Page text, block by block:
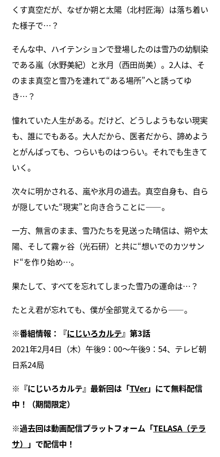
くす真空だが、なぜか朔と太陽（北村匠海）は落ち着い
た様子で…？
そんな中、ハイテンションで登場したのは雪乃の幼馴染
である嵐（水野美紀）と氷月（西田尚美）。2人は、そ
のまま真空と雪乃を連れて“ある場所”へと誘ってゆ
き…？
憧れていた人生がある。だけど、どうしようもない現実
も、誰にでもある。大人だから、医者だから、諦めよう
とがんばっても、つらいものはつらい。それでも生きて
いく。
次々に明かされる、嵐や氷月の過去。真空自身も、自ら
が隠していた“現実”と向き合うことに――。
一方、無言のまま、雪乃たちを見送った晴信は、朔や太
陽、そして霧ヶ谷（光石研）と共に“想いでのカツサン
ド“を作り始め…。
果たして、すべてを忘れてしまった雪乃の運命は…？
たとえ君が忘れても、僕が全部覚えてるから――。
※番組情報：『にじいろカルテ』第3話
2021年2月4日（木）午後9：00〜午後9：54、テレビ朝
日系24局
※『にじいろカルテ』最新回は「TVer」にて無料配信
中！（期間限定）
※過去回は動画配信プラットフォーム「TELASA（テラ
サ） 」で配信中！